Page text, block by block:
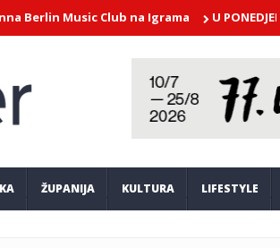
Music Club na Igrama U
ŽUPANIJA KULTURA LIFESTYLE